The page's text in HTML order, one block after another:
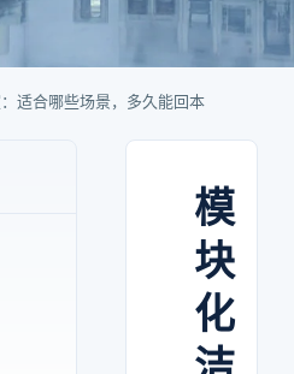
适合哪些场景，多久能回本
模
块
化